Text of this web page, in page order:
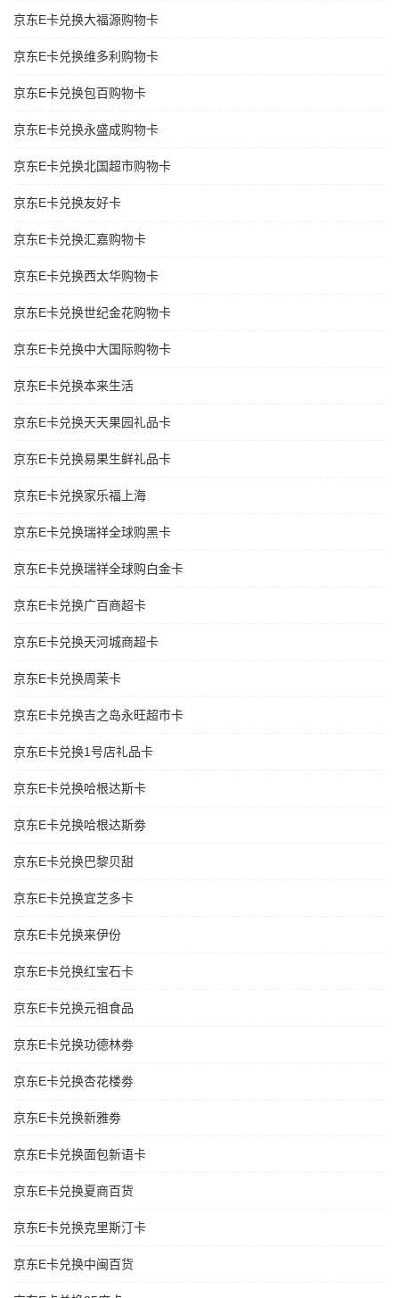
京东E卡兑换大福源购物卡
京东E卡兑换维多利购物卡
京东E卡兑换包百购物卡
京东E卡兑换永盛成购物卡
京东E卡兑换北国超市购物卡
京东E卡兑换友好卡
京东E卡兑换汇嘉购物卡
京东E卡兑换西太华购物卡
京东E卡兑换世纪金花购物卡
京东E卡兑换中大国际购物卡
京东E卡兑换本来生活
京东E卡兑换天天果园礼品卡
京东E卡兑换易果生鲜礼品卡
京东E卡兑换家乐福上海
京东E卡兑换瑞祥全球购黑卡
京东E卡兑换瑞祥全球购白金卡
京东E卡兑换广百商超卡
京东E卡兑换天河城商超卡
京东E卡兑换周茉卡
京东E卡兑换吉之岛永旺超市卡
京东E卡兑换1号店礼品卡
京东E卡兑换哈根达斯卡
京东E卡兑换哈根达斯劵
京东E卡兑换巴黎贝甜
京东E卡兑换宜芝多卡
京东E卡兑换来伊份
京东E卡兑换红宝石卡
京东E卡兑换元祖食品
京东E卡兑换功德林劵
京东E卡兑换杏花楼劵
京东E卡兑换新雅劵
京东E卡兑换面包新语卡
京东E卡兑换夏商百货
京东E卡兑换克里斯汀卡
京东E卡兑换中闽百货